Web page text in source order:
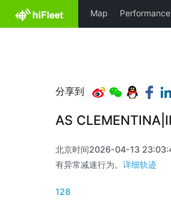
分享到
AS
北京时间2026-04-13
有异常减速行为。 详细轨迹
128